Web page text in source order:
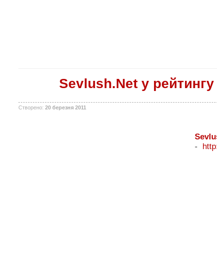
Sevlush.Net у
Створено: 20 березня 2011
-